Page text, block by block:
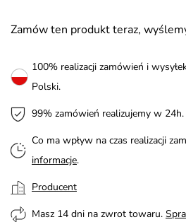
Zamów ten produkt teraz,
100% realizacji zamówień i
Polski.
99% zamówień realizujemy w 24h.
Co ma wpływ na czas realizacji
informacje.
Producent
Masz 14 dni na zwrot towaru.